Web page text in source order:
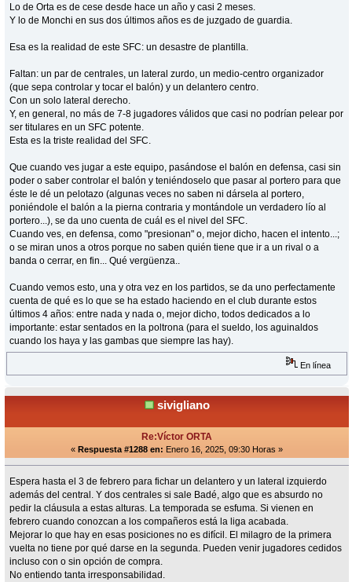
Lo de Orta es de cese desde hace un año y casi 2 meses.
Y lo de Monchi en sus dos últimos años es de juzgado de guardia.
Esa es la realidad de este SFC: un desastre de plantilla.
Faltan: un par de centrales, un lateral zurdo, un medio-centro organizador
(que sepa controlar y tocar el balón) y un delantero centro.
Con un solo lateral derecho.
Y, en general, no más de 7-8 jugadores válidos que casi no podrían pelear por
ser titulares en un SFC potente.
Esta es la triste realidad del SFC.
Que cuando ves jugar a este equipo, pasándose el balón en defensa, casi sin
poder o saber controlar el balón y teniéndoselo que pasar al portero para que
éste le dé un pelotazo (algunas veces no saben ni dársela al portero,
poniéndole el balón a la pierna contraria y montándole un verdadero lío al
portero...), se da uno cuenta de cuál es el nivel del SFC.
Cuando ves, en defensa, como "presionan" o, mejor dicho, hacen el intento...;
o se miran unos a otros porque no saben quién tiene que ir a un rival o a
banda o cerrar, en fin... Qué vergüenza..
Cuando vemos esto, una y otra vez en los partidos, se da uno perfectamente
cuenta de qué es lo que se ha estado haciendo en el club durante estos
últimos 4 años: entre nada y nada o, mejor dicho, todos dedicados a lo
importante: estar sentados en la poltrona (para el sueldo, los aguinaldos
cuando los haya y las gambas que siempre las hay).
En línea
sivigliano
Re:Víctor ORTA
« Respuesta #1288 en: Enero 16, 2025, 09:30 Horas »
Espera hasta el 3 de febrero para fichar un delantero y un lateral izquierdo
además del central. Y dos centrales si sale Badé, algo que es absurdo no
pedir la cláusula a estas alturas. La temporada se esfuma. Si vienen en
febrero cuando conozcan a los compañeros está la liga acabada.
Mejorar lo que hay en esas posiciones no es difícil. El milagro de la primera
vuelta no tiene por qué darse en la segunda. Pueden venir jugadores cedidos
incluso con o sin opción de compra.
No entiendo tanta irresponsabilidad.